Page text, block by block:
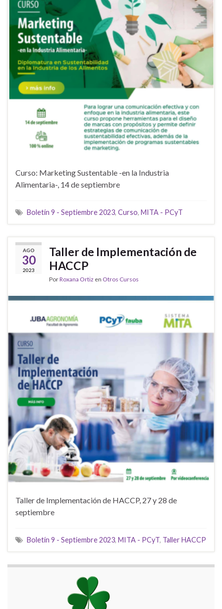
Curso: Marketing Sustentable -en la Industria
Alimentaria-, 14 de septiembre
Boletín 9 - Septiembre 2023, Curso, MITA - PCyT
AGO
30
2023
Taller de Implementación de
HACCP
PorRoxana Ortiz en Otros Cursos
Taller de Implementación de HACCP, 27 y 28 de
septiembre
Boletín 9 - Septiembre 2023, MITA - PCyT, Taller HACCP